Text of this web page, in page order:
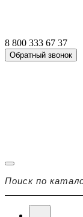
8 800 333 67 37
Обратный звонок